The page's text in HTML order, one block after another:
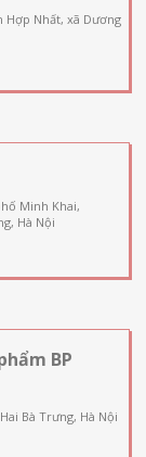
Hợp Nhất, xã Dương
Minh Khai,
Hà Nội
BP
Bà Trưng, Hà Nội